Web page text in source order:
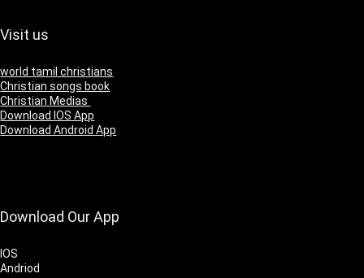
Visit us
world tamil christians
Christian songs book
Christian Medias
Download IOS App
Download Android App
Download Our App
IOS
Andriod